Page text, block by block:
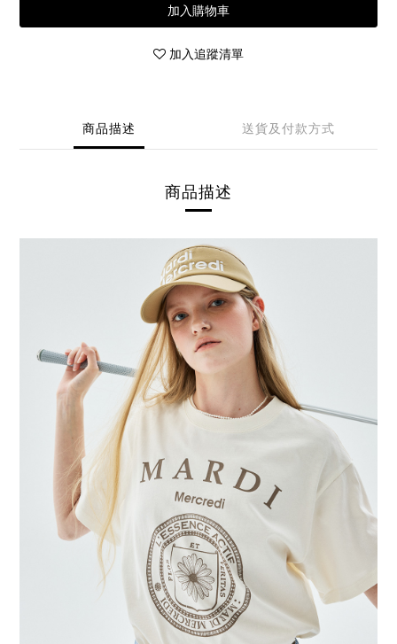
加入購物車
加入追蹤清單
商品描述 送貨及付款方式
商品描述